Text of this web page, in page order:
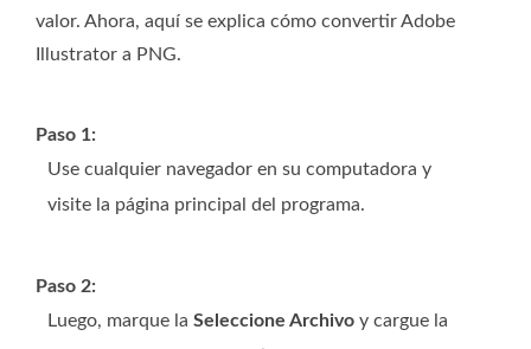
valor. Ahora, aquí se explica cómo convertir Adobe
Illustrator a PNG.
Paso 1:
Use cualquier navegador en su computadora y
visite la página principal del programa.
Paso 2:
Luego, marque la Seleccione Archivo y cargue la